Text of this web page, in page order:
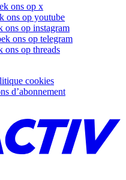
ons op x
ons op youtube
ons op instagram
ons op telegram
ons op threads
cookies
d’abonnement